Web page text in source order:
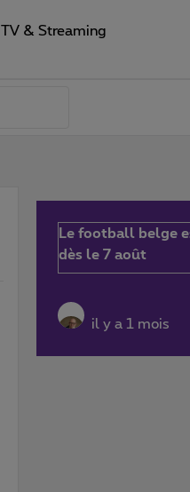
TV & Streaming
Le football belge
dès le 7 août
il y a 1 mois